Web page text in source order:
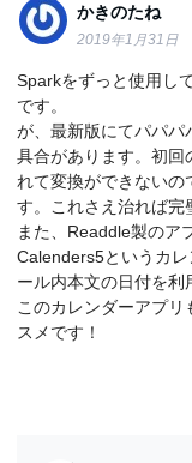
かきのたね
2019年1月31日
Sparkをずっと使用し
です。
が、最新版にてパパパ
具合があります。初回
れて変換ができないの
す。これさえ治れば完
また、Readdle製のア
Calenders5というカ
ール内本文の日付を利
このカレンダーアプ
スメです！